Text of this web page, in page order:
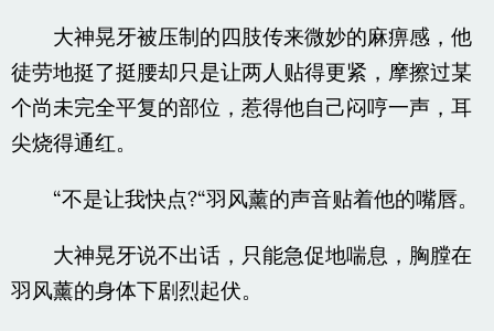
大神晃牙被压制的四肢传来微妙的麻痹感，他
徒劳地挺了挺腰却只是让两人贴得更紧，摩擦过某
个尚未完全平复的部位，惹得他自己闷哼一声，耳
尖烧得通红。
“不是让我快点?“羽风薰的声音贴着他的嘴唇。
大神晃牙说不出话，只能急促地喘息，胸膛在
羽风薰的身体下剧烈起伏。